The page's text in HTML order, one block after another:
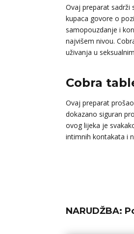
Ovaj preparat sadrži
kupaca govore o
samopouzdanje i
najvišem nivou.
uživanja u
Cobra
Ovaj preparat
dokazano siguran
ovog lijeka je
intimnih kontakata i
NARUDŽBA: